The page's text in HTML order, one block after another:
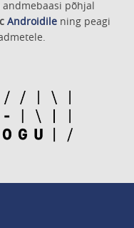
andmebaasi põhjal
Androidile ning peagi